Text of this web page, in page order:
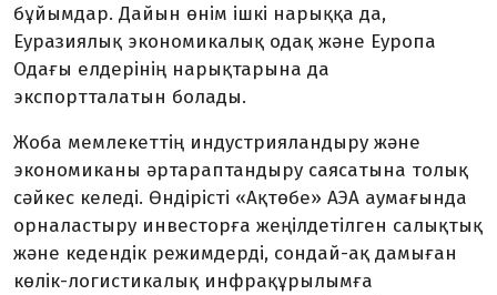
бұйымдар. Дайын өнім ішкі нарыққа да,
Еуразиялық экономикалық одақ және Еуропа
Одағы елдерінің нарықтарына да
экспортталатын болады.
Жоба мемлекеттің индустрияландыру және
экономиканы әртараптандыру саясатына толық
сәйкес келеді. Өндірісті «Ақтөбе» АЭА аумағында
орналастыру инвесторға жеңілдетілген салықтық
және кедендік режимдерді, сондай-ақ дамыған
көлік-логистикалық инфрақұрылымға